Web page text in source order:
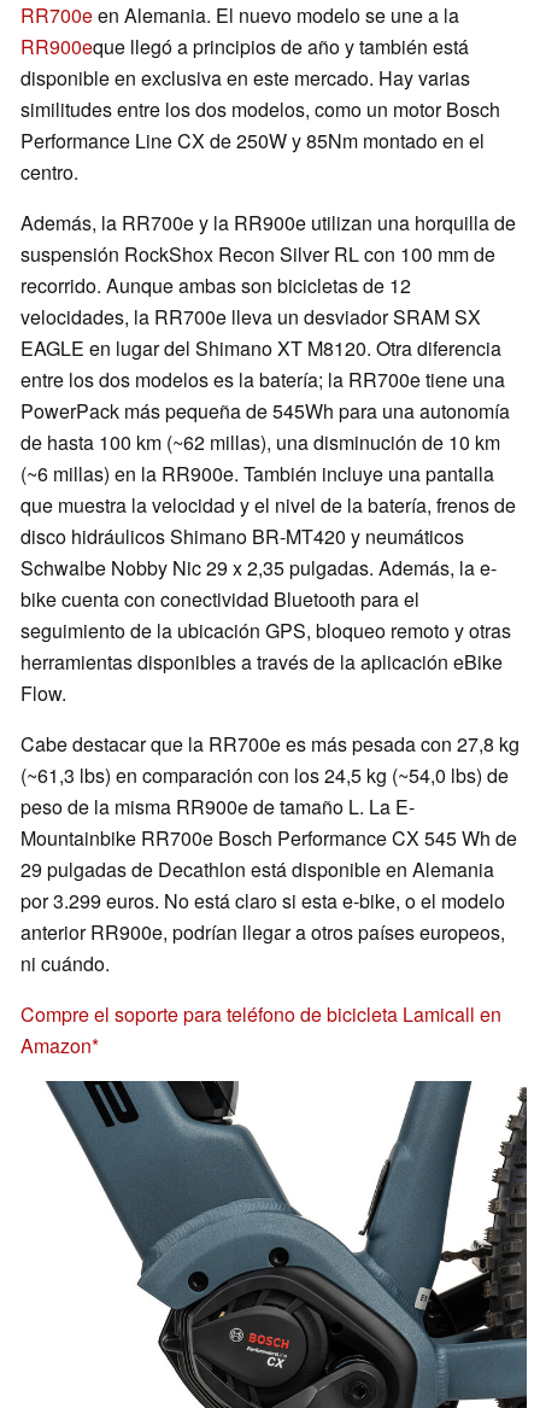
RR700een Alemania. El nuevo modelo se une a la
RR900eque llegó a principios de año y también está
disponible en exclusiva en este mercado. Hay varias
similitudes entre los dos modelos, como un motor Bosch
Performance Line CX de 250W y 85Nm montado en el
centro.
Además, la RR700e y la RR900e utilizan una horquilla de
suspensión RockShox Recon Silver RL con 100 mm de
recorrido. Aunque ambas son bicicletas de 12
velocidades, la RR700e lleva un desviador SRAM SX
EAGLE en lugar del Shimano XT M8120. Otra diferencia
entre los dos modelos es la batería; la RR700e tiene una
PowerPack más pequeña de 545Wh para una autonomía
de hasta 100 km (~62 millas), una disminución de 10 km
(~6 millas) en la RR900e. También incluye una pantalla
que muestra la velocidad y el nivel de la batería, frenos de
disco hidráulicos Shimano BR-MT420 y neumáticos
Schwalbe Nobby Nic 29 x 2,35 pulgadas. Además, la e-
bike cuenta con conectividad Bluetooth para el
seguimiento de la ubicación GPS, bloqueo remoto y otras
herramientas disponibles a través de la aplicación eBike
Flow.
Cabe destacar que la RR700e es más pesada con 27,8 kg
(~61,3 lbs) en comparación con los 24,5 kg (~54,0 lbs) de
peso de la misma RR900e de tamaño L. La E-
Mountainbike RR700e Bosch Performance CX 545 Wh de
29 pulgadas de Decathlon está disponible en Alemania
por 3.299 euros. No está claro si esta e-bike, o el modelo
anterior RR900e, podrían llegar a otros países europeos,
ni cuándo.
Compre el soporte para teléfono de bicicleta Lamicall en
Amazon